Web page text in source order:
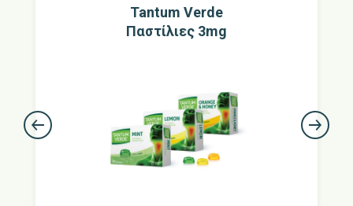
Tantum Verde
Παστίλιες 3mg